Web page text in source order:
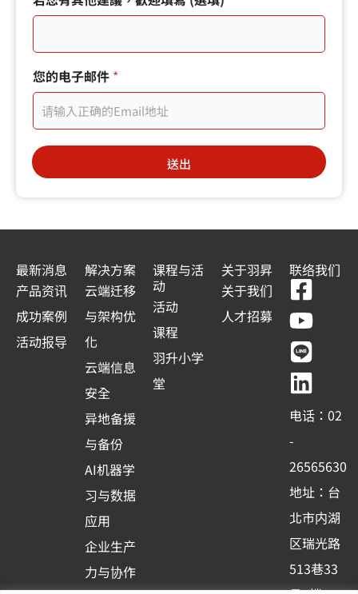
寫
的
子
件
在
您
取
消
之
前
，
希
能
如
何
改
進
我
們
您的电子邮件 *
送出
最新消息
产品资讯
成功案例
活动报导
解决方案
云端迁移
与架构优
化
云端信息
安全
异地备援
与备份
AI机器学
习与数据
应用
企业生产
力与协作
课程与活
动
活动
课程
羽升小学
堂
关于羽昇
关于我们
人才招募
联络我们
F
a
c
e
b
o
o
k
-
s
q
u
a
Y
o
u
t
u
b
e
L
i
n
e
L
i
n
k
e
d
i
n
电话：02
-
26565630
地址：台
北市内湖
区瑞光路
513巷33